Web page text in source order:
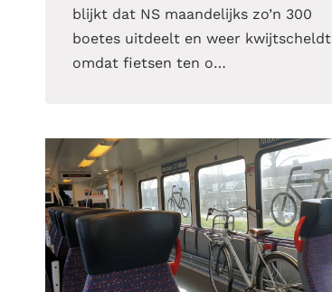
blijkt dat NS maandelijks zo’n 300
boetes uitdeelt en weer kwijtscheldt
omdat fietsen ten o…